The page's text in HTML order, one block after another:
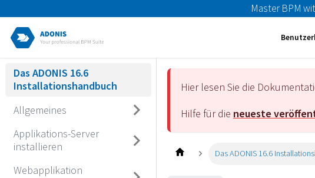
Master BPM
Das ADONIS 16.6
Installationshandbuch
Allgemeines
Applikations-Server
installieren
Webapplikation
Hier lesen Sie die
Hilfe für die neueste
Das ADONIS 16.6